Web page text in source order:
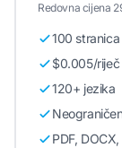
Redovna cijena
100
$0.005/
120+ jezika
PDF,